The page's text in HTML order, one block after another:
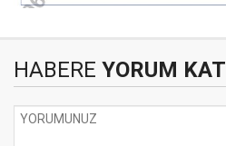
HABERE YORUM KAT